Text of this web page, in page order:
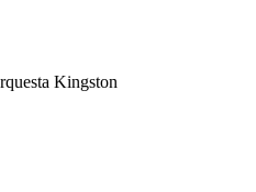
Kingston